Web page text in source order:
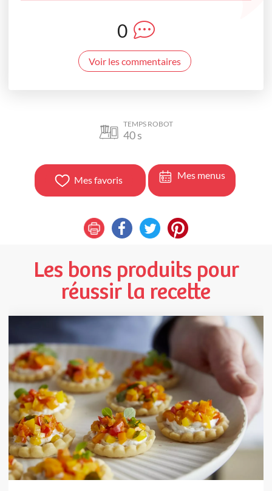
0
Voir les commentaires
TEMPS ROBOT
40s
Mes favoris Mes menus
Les bons produits pour
réussir la recette